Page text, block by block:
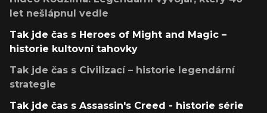
let nešlápnul vedle
Tak jde čas s Heroes of Might and Magic –
historie kultovní tahovky
Tak jde čas s Civilizací – historie legendární
strategie
Tak jde čas s Assassin's Creed - historie série